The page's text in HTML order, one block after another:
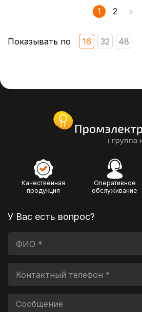
1 2
Показывать по 16 32 48
Качественная
продукция
Оперативное
обслуживание
У Вас есть вопрос?